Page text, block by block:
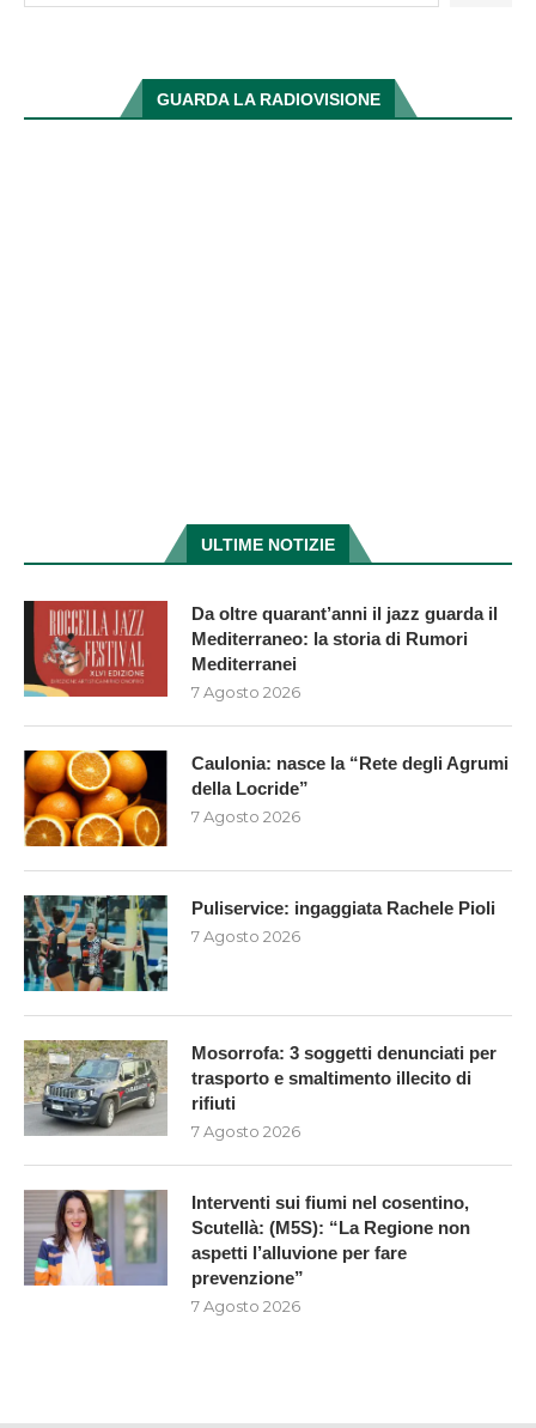
GUARDA LA RADIOVISIONE
ULTIME NOTIZIE
Da oltre quarant’anni il jazz guarda il
Mediterraneo: la storia di Rumori
Mediterranei
7 Agosto 2026
Caulonia: nasce la “Rete degli Agrumi
della Locride”
7 Agosto 2026
Puliservice: ingaggiata Rachele Pioli
7 Agosto 2026
Mosorrofa: 3 soggetti denunciati per
trasporto e smaltimento illecito di
rifiuti
7 Agosto 2026
Interventi sui fiumi nel cosentino,
Scutellà: (M5S): “La Regione non
aspetti l’alluvione per fare
prevenzione”
7 Agosto 2026